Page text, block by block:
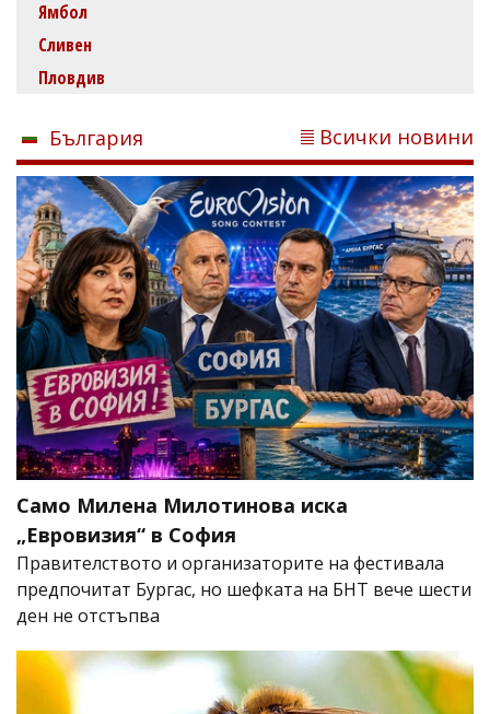
Ямбол
Сливен
Пловдив
България Всички новини
Само Милена Милотинова иска
„Евровизия“ в София
Правителството и организаторите на фестивала
предпочитат Бургас, но шефката на БНТ вече шести
ден не отстъпва